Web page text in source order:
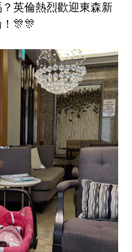
英倫熱烈歡迎東森新
🎊🎊